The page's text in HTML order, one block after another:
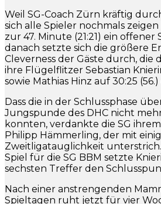
Weil SG-Coach Zürn kräftig
sich alle Spieler nochmals
zur 47. Minute (21:21) ein offener
danach setzte sich die größere
Cleverness der Gäste durch,
ihre Flügelflitzer Sebastian
sowie Mathias Hinz auf 30:25
Dass die in der Schlussphase
Jungspunde des DHC nicht
konnten, verdankte die SG
Philipp Hämmerling, der mit
Zweitligatauglichkeit
Spiel für die SG BBM setzte
sechsten Treffer den
Nach einer anstrengenden
Spieltagen ruht jetzt für vier